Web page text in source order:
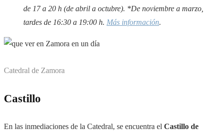
de 17 a 20 h (de abril a octubre). *De noviembre a marzo,
tardes de 16:30 a 19:00 h. Más información.
Catedral de Zamora
Castillo
En las inmediaciones de la Catedral, se encuentra el Castillo de